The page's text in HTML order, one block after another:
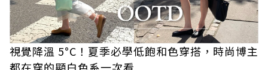
視覺降溫 5°C！夏季必學低飽和色穿搭，時尚博主